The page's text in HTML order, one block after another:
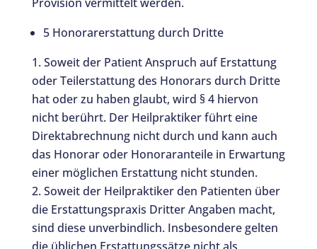
5 Honorarerstattung durch Dritte
Soweit der Patient Anspruch auf Erstattung
oder Teilerstattung des Honorars durch Dritte
hat oder zu haben glaubt, wird § 4 hiervon
nicht berührt. Der Heilpraktiker führt eine
Direktabrechnung nicht durch und kann auch
das Honorar oder Honoraranteile in Erwartung
einer möglichen Erstattung nicht stunden.
Soweit der Heilpraktiker den Patienten über
die Erstattungspraxis Dritter Angaben macht,
sind diese unverbindlich. Insbesondere gelten